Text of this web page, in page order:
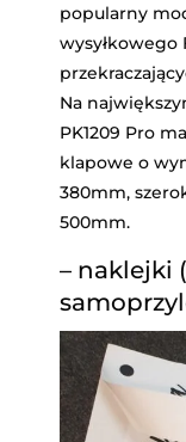
popularny
wysyłkowego
Na
PK1209 Pro
klapowe o
380mm,
500mm.
– naklejki